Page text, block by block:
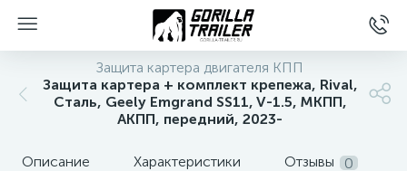
Защита картера двигателя КПП
Защита картера + комплект крепежа, Rival,
Сталь, Geely Emgrand SS11, V-1.5, МКПП,
АКПП, передний, 2023-
Описание Характеристики Отзывы 0